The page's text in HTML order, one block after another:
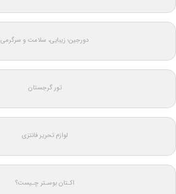
دورجین؛ زیبایی، سلامت و سرگرمی
تور گرجستان
لوازم تحریر فانتزی
اکـتان بوسـتر چـیست؟